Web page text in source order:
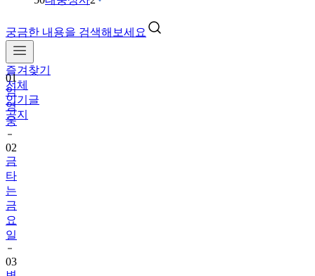
궁금한 내용을 검색해보세요
즐겨찾기
전체
인기글
공지
01
임
영
웅
02
금
타
는
금
요
일
03